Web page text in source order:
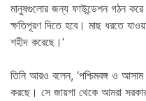
মানুষগুলোর জন্য ফাউন্ডেশন গঠন করে
ক্ষতিপূরণ দিতে হবে। মাছ ধরতে
শহীদ করেছে।’
তিনি আরও বলেন, ‘পশ্চিমবঙ্গ ও আসাম
করছে। সে জায়গা থেকে আমরা